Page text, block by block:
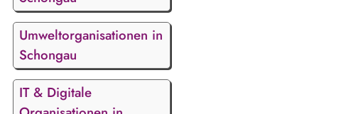
Umweltorganisationen in
Schongau
IT & Digitale